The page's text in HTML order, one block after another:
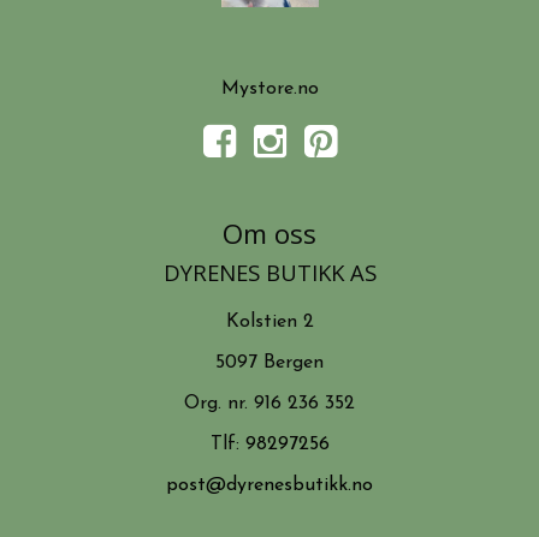
Mystore.no
Om oss
DYRENES BUTIKK AS
Kolstien 2
5097 Bergen
Org. nr. 916 236 352
Tlf: 98297256
post@dyrenesbutikk.no